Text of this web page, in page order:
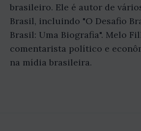
brasileiro. Ele é autor de
Brasil, incluindo "O Desafio
Brasil: Uma Biografia". Melo
comentarista político e
na mídia brasileira.